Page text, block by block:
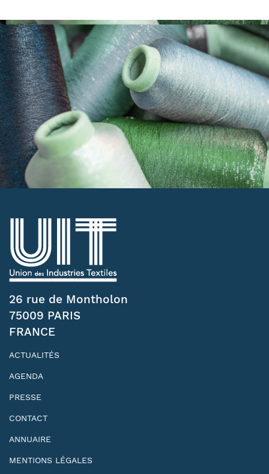
26 rue de Montholon
75009 PARIS
FRANCE
ACTUALITÉS
AGENDA
PRESSE
CONTACT
ANNUAIRE
MENTIONS LÉGALES